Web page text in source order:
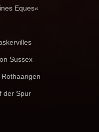
Eques«
Sussex
der Spur